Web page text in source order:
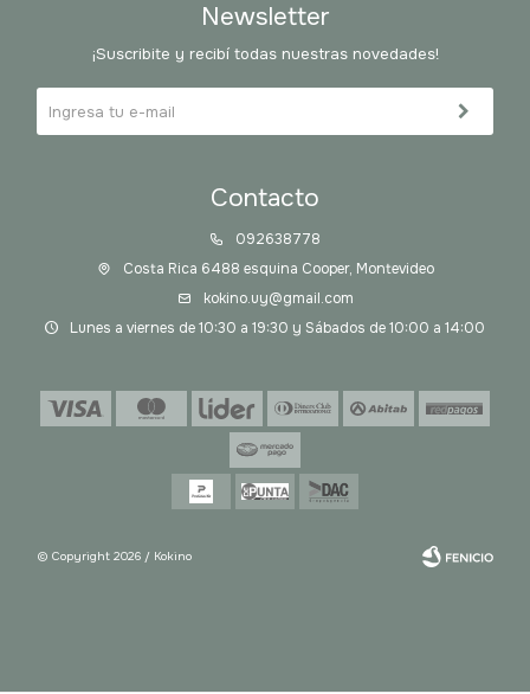
Contacto
092638778
Costa Rica 6488 esquina Cooper, Montevideo
kokino.uy@gmail.com
Lunes a viernes de 10:30 a 19:30 y Sábados de 10:00 a 14:00
Newsletter
¡Suscribite y recibí todas nuestras novedades!
© Copyright 2026 / Kokino